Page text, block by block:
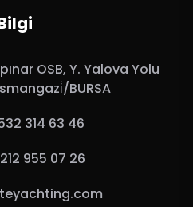
OSB, Y. Yalova Yolu
BURSA
314 63 46
955 07 26